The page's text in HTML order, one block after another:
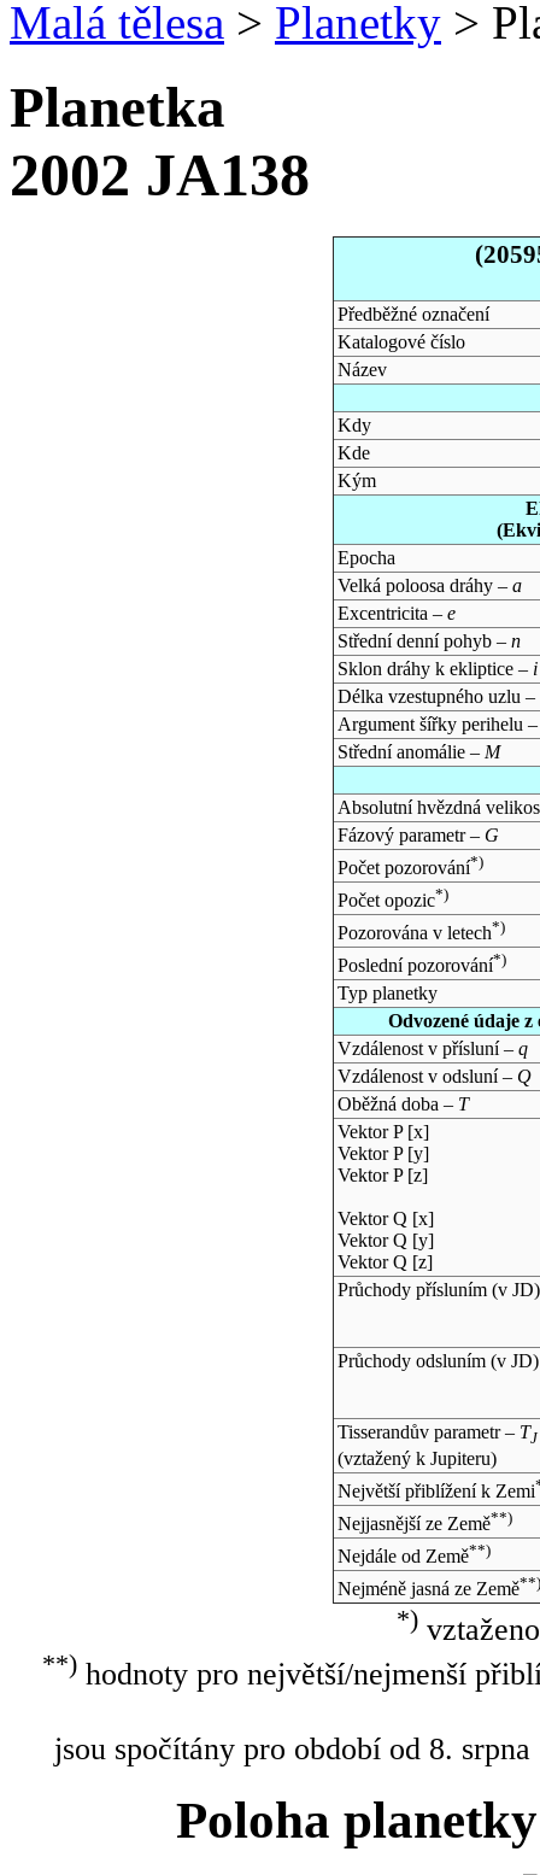
Malá tělesa > Planetky >
Planetka
2002 JA138
Předběžné označení
Katalogové číslo
Název
Kdy
Kde
Kým
Epocha
Velká poloosa dráhy – a
Excentricita – e
Střední denní pohyb – n
Sklon dráhy k ekliptice – i
Délka vzestupného uzlu –
Argument šířky perihelu
Střední anomálie – M
Absolutní hvězdná
Fázový parametr – G
Počet pozorování*)
Počet opozic*)
Pozorována v letech*)
Poslední pozorování*)
Typ planetky
Odvozené údaje
Vzdálenost v přísluní – q
Vzdálenost v odsluní – Q
Oběžná doba – T
Vektor P [x]
Vektor P [y]
Vektor P [z]
Vektor Q [x]
Vektor Q [y]
Vektor Q [z]
Průchody přísluním (v JD)
Průchody odsluním (v JD)
Tisserandův parametr – TJ
(vztažený k Jupiteru)
Největší přiblížení k Zemi
Nejjasnější ze Země**)
Nejdále od Země**)
Nejméně jasná ze Země**)
*)
**)hodnoty pro největší/nejmenší
jsou spočítány pro období od 8.
Poloha